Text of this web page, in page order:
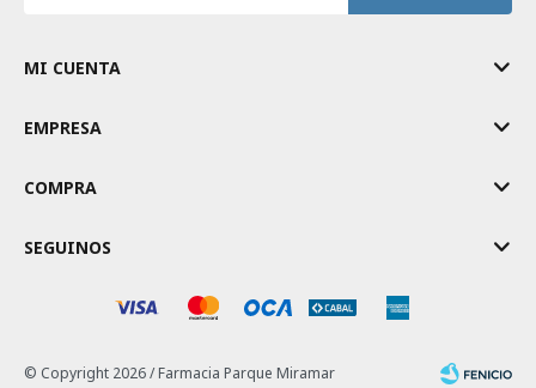
MI CUENTA
EMPRESA
COMPRA
SEGUINOS
© Copyright 2026 / Farmacia Parque Miramar